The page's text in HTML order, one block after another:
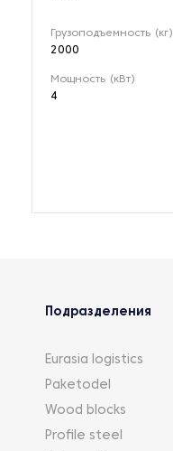
Грузоподъемность (кг)
2000
Мощность (кВт)
4
Подразделения
Eurasia logistics
Paketodel
Wood blocks
Profile steel